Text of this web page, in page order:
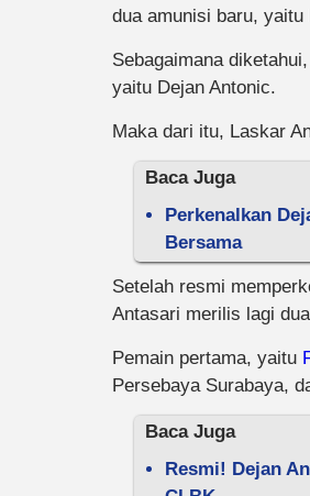
dua amunisi baru,
Sebagaimana diketahui,
yaitu Dejan Antonic.
Maka dari itu, Laskar
Baca Juga
Perkenalkan
Bersama
Setelah resmi
Antasari merilis lagi
Pemain pertama, yaitu
Persebaya Surabaya,
Baca Juga
Resmi! Dejan